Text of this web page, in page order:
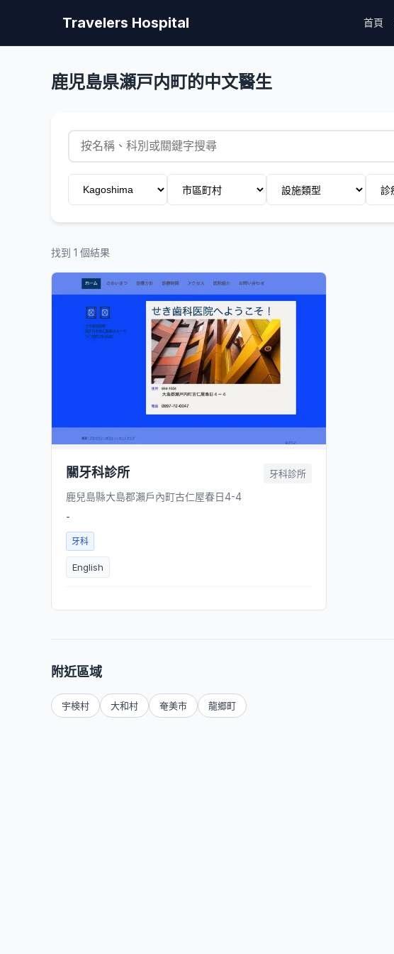
Travelers Hospital 首頁
鹿児島県瀬戸内町的中文醫生
找到 1 個結果
關牙科診所 牙科診所
鹿兒島縣大島郡瀨戶內町古仁屋春日4-4
-
牙科
English
附近區域
宇検村 大和村 奄美市 龍郷町